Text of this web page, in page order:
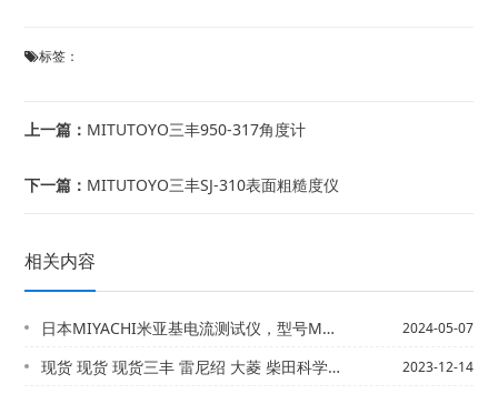
标签：
上一篇： MITUTOYO三丰950-317角度计
下一篇： MITUTOYO三丰SJ-310表面粗糙度仪
相关内容
日本MIYACHI米亚基电流测试仪，型号MM-601B-00-00（配MA-52... 2024-05-07
现货 现货 现货三丰 雷尼绍 大菱 柴田科学 小野等各品牌现货供应 2023-12-14